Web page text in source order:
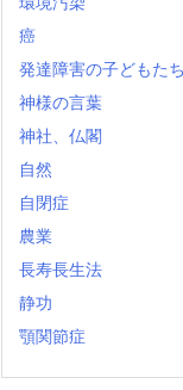
癌
発達障害の子どもたち
神様の言葉
神社、仏閣
自然
自閉症
農業
長寿長生法
静功
顎関節症